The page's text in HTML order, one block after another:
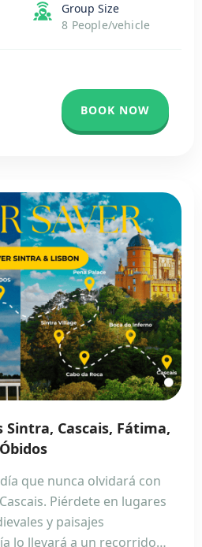
Quinta da Regaleira, una
Group Size
8 People/vehicle
BOOK NOW
Sintra, Cascais, Fátima,
que nunca olvidará con
Piérdete en lugares
y paisajes
lo llevará a un recorrido